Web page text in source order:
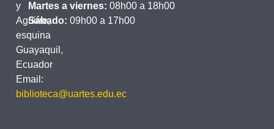
y
Aguirre,
esquina
Guayaquil,
Ecuador
Email:
biblioteca@uartes.edu.ec
Martes a viernes: 08h00 a 18h00
Sábado: 09h00 a 17h00